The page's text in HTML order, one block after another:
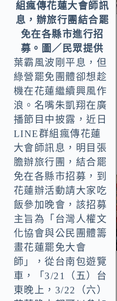
組瘋傳花蓮大會師訊
息，辦旅行團結合罷
免在各縣市進行招
募。圖／民眾提供
葉霸風波剛平息，但
綠營罷免團體卻想趁
機在花蓮繼續興風作
浪。名嘴朱凱翔在廣
播節目中披露，近日
LINE群組瘋傳花蓮
大會師訊息，明目張
膽辦旅行團，結合罷
免在各縣市招募，到
花蓮辦活動請大家吃
飯參加晚會，該招募
主旨為「台灣人權文
化協會與公民團體籌
畫花蓮罷免大會
師」，從台南包遊覽
車，「3/21（五）台
東晚上，3/22（六）